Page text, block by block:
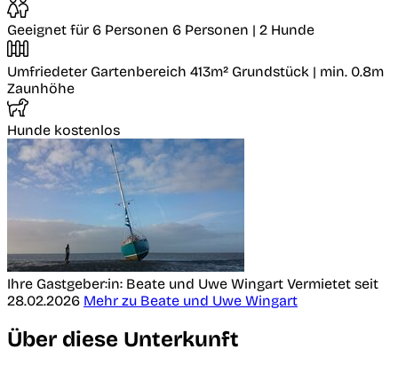
Geeignet für 6 Personen 6 Personen | 2 Hunde
Umfriedeter Gartenbereich 413m² Grundstück | min. 0.8m
Zaunhöhe
Hunde kostenlos
Ihre Gastgeber:in: Beate und Uwe Wingart Vermietet seit
28.02.2026 Mehr zu Beate und Uwe Wingart
Über diese Unterkunft